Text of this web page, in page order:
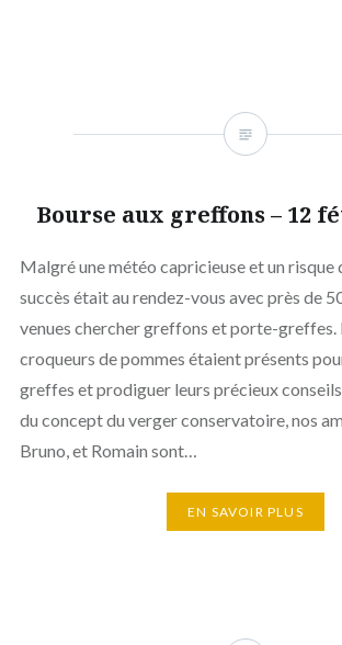
Bourse aux greffons – 12
Malgré une météo capricieuse et un risque
succès était au rendez-vous avec près de
venues chercher greffons et porte-greffes.
croqueurs de pommes étaient présents
greffes et prodiguer leurs précieux
du concept du verger conservatoire, nos
Bruno, et Romain sont…
EN SAVOIR PLUS